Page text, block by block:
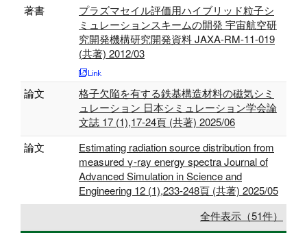
著書
プラズマセイル評価用ハイブリッド粒子シ
ミュレーションスキームの開発 宇宙航空研
究開発機構研究開発資料 JAXA-RM-11-019
(共著) 2012/03
論文
格子欠陥を有する鉄基構造材料の磁気シミ
ュレーション 日本シミュレーション学会論
文誌 17 (1),17-24頁 (共著) 2025/06
論文
Estimating radiation source distribution from
measured γ-ray energy spectra Journal of
Advanced Simulation in Science and
Engineering 12 (1),233-248頁 (共著) 2025/05
全件表示（51件）